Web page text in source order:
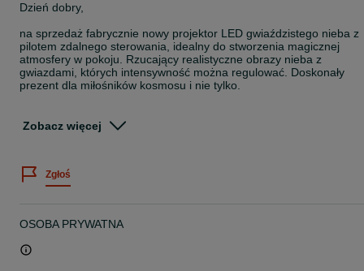
Dzień dobry,
na sprzedaż fabrycznie nowy projektor LED gwiaździstego nieba z
pilotem zdalnego sterowania, idealny do stworzenia magicznej
atmosfery w pokoju. Rzucający realistyczne obrazy nieba z
gwiazdami, których intensywność można regulować. Doskonały
prezent dla miłośników kosmosu i nie tylko.
sterowania i timerem, lampka nocna, projektor gwiazd Smart Star,
Wysyłka po przedpłacie gratis lub pobraniowa dodatkowo płatna.
Zobacz więcej
Zgłoś
OSOBA PRYWATNA